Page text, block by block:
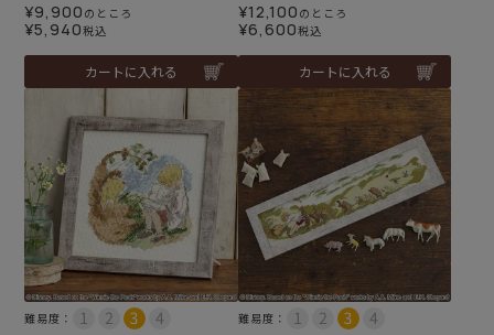
¥9,900 のところ
¥5,940税込
カートに入れる
¥12,100 のところ
¥6,600税込
カートに入れる
難易度： 難易度：